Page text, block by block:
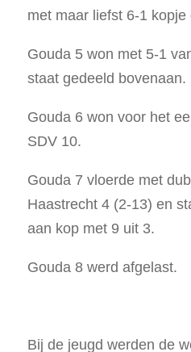
met maar liefst 6-1 kopje
Gouda 5 won met 5-1
staat gedeeld bovenaan.
Gouda 6 won voor het
SDV 10.
Gouda 7 vloerde met
Haastrecht 4 (2-13) en
aan kop met 9 uit 3.
Gouda 8 werd afgelast.
Bij de jeugd werden de